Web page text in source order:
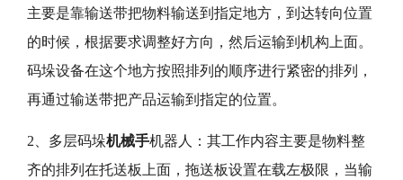
主要是靠输送带把物料输送到指定地方，到达转向位置
的时候，根据要求调整好方向，然后运输到机构上面。
码垛设备在这个地方按照排列的顺序进行紧密的排列，
再通过输送带把产品运输到指定的位置。
2、多层码垛机械手机器人：其工作内容主要是物料整
齐的排列在托送板上面，拖送板设置在载左极限，当输